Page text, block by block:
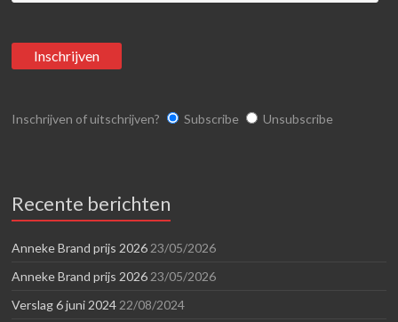
Inschrijven of uitschrijven? Subscribe Unsubscribe
Recente berichten
Anneke Brand prijs 2026 23/05/2026
Anneke Brand prijs 2026 23/05/2026
Verslag 6 juni 2024 22/08/2024